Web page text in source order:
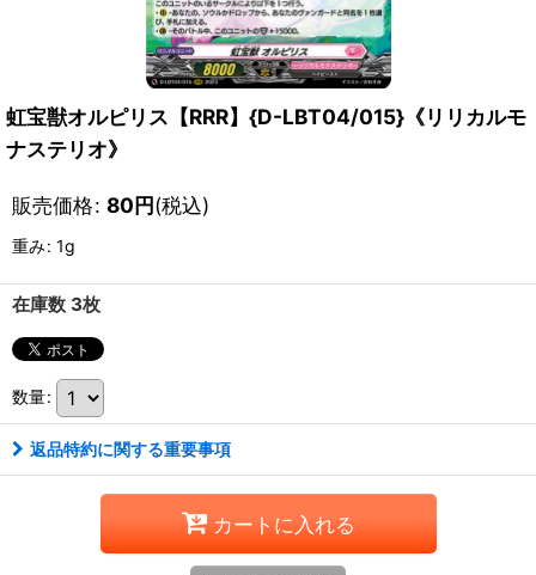
虹宝獣オルピリス【RRR】{D-LBT04/015}《リリカルモ
ナステリオ》
販売価格: 80円(税込)
重み: 1g
在庫数 3枚
数量:
返品特約に関する重要事項
カートに入れる